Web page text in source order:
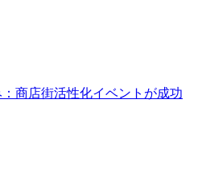
商店街活性化イベントが成功